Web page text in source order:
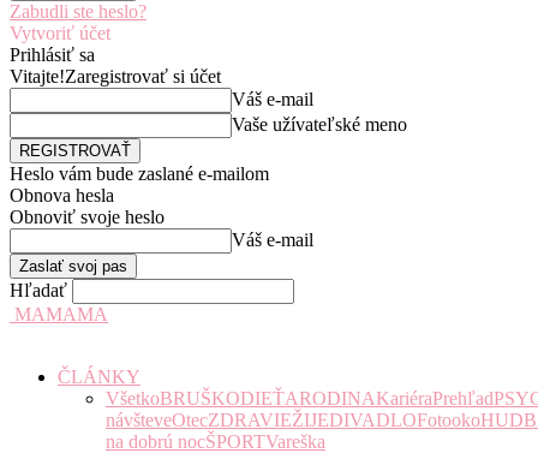
Zabudli ste heslo?
Vytvoriť účet
Prihlásiť sa
Vitajte!Zaregistrovať si účet
Váš e-mail
Vaše užívateľské meno
Heslo vám bude zaslané e-mailom
Obnova hesla
Obnoviť svoje heslo
Váš e-mail
Hľadať
MAMAMA
ČLÁNKY
VšetkoBRUŠKODIEŤARODINAKariéraPrehľad
návšteveOtecZDRAVIEŽIJEDIVADLOFotooko
na dobrú nocŠPORTVareška